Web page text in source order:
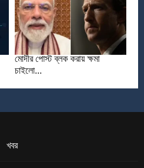
মোদীর পোস্ট ব্লক করায় ক্ষমা
চাইলো...
খবর